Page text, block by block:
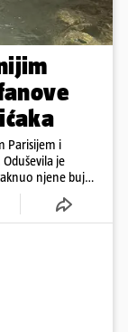
Parisijem i
je
njene bujne